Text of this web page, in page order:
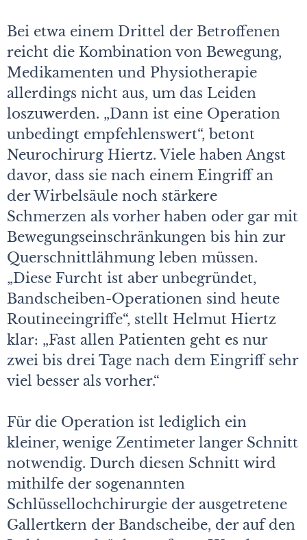
Bei etwa einem Drittel der Betroffenen
reicht die Kombination von Bewegung,
Medikamenten und Physiotherapie
allerdings nicht aus, um das Leiden
loszuwerden. „Dann ist eine Operation
unbedingt empfehlenswert“, betont
Neurochirurg Hiertz. Viele haben Angst
davor, dass sie nach einem Eingriff an
der Wirbelsäule noch stärkere
Schmerzen als vorher haben oder gar mit
Bewegungseinschränkungen bis hin zur
Querschnittlähmung leben müssen.
„Diese Furcht ist aber unbegründet,
Bandscheiben-Operationen sind heute
Routineeingriffe“, stellt Helmut Hiertz
klar: „Fast allen Patienten geht es nur
zwei bis drei Tage nach dem Eingriff sehr
viel besser als vorher.“
Für die Operation ist lediglich ein
kleiner, wenige Zentimeter langer Schnitt
notwendig. Durch diesen Schnitt wird
mithilfe der sogenannten
Schlüssellochchirurgie der ausgetretene
Gallertkern der Bandscheibe, der auf den